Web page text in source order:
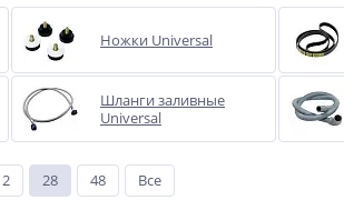
Ножки Universal
Шланги заливные
Universal
28 48 Все